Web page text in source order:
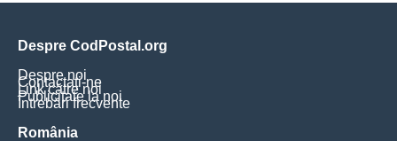
Despre CodPostal.org
Despre noi
Contactați-ne
Link către noi
Publicitate la noi
Întrebări frecvente
România